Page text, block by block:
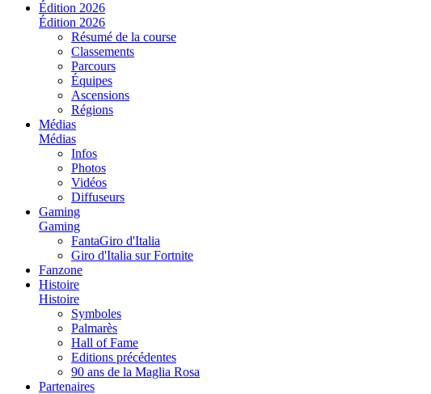
Édition 2026
Édition 2026
Résumé de la course
Classements
Parcours
Équipes
Ascensions
Régions
Médias
Médias
Infos
Photos
Vidéos
Diffuseurs
Gaming
Gaming
FantaGiro d'Italia
Giro d'Italia sur Fortnite
Fanzone
Histoire
Histoire
Symboles
Palmarès
Hall of Fame
Editions précédentes
90 ans de la Maglia Rosa
Partenaires